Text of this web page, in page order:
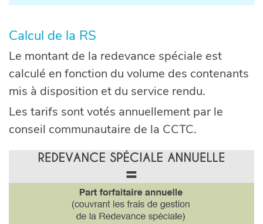
Calcul de la RS
Le montant de la redevance spéciale est
calculé en fonction du volume des contenants
mis à disposition et du service rendu.
Les tarifs sont votés annuellement par le
conseil communautaire de la CCTC.